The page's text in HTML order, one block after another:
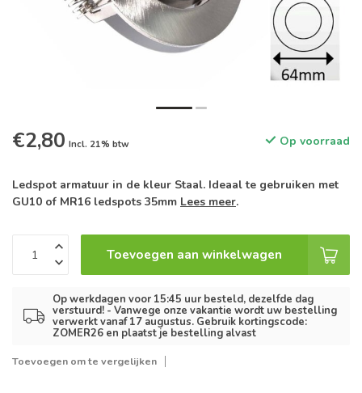
€2,80 Incl. 21% btw Op voorraad
Ledspot armatuur in de kleur Staal. Ideaal te gebruiken met
GU10 of MR16 ledspots 35mm Lees meer.
Toevoegen aan winkelwagen
Op werkdagen voor 15:45 uur besteld, dezelfde dag
verstuurd! - Vanwege onze vakantie wordt uw bestelling
verwerkt vanaf 17 augustus. Gebruik kortingscode:
ZOMER26 en plaatst je bestelling alvast
Toevoegen om te vergelijken